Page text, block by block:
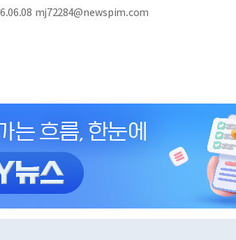
mj72284@newspim.com